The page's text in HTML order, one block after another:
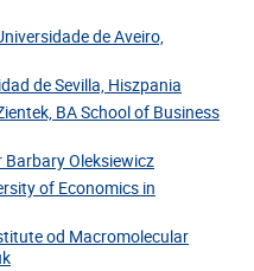
de Aveiro,
de Sevilla, Hiszpania
BA School of Business
Oleksiewicz
of Economics in
od Macromolecular